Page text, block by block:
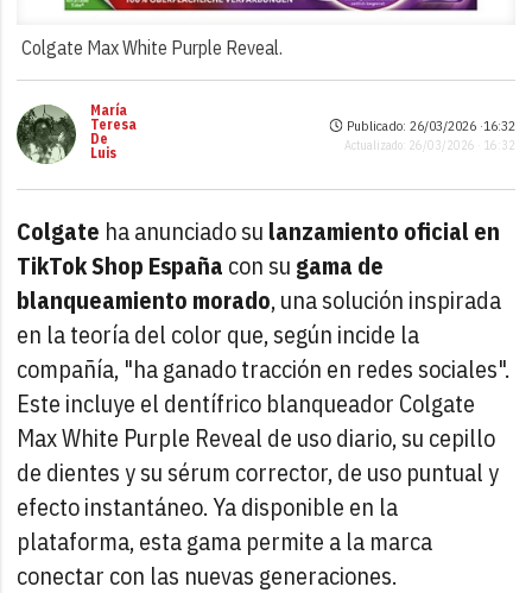
Colgate Max White Purple Reveal.
María
Teresa
De
Luis
Publicado: 26/03/2026 ·16:32
Actualizado: 26/03/2026 · 16:32
Colgate ha anunciado su lanzamiento oficial en
TikTok Shop España con su gama de
blanqueamiento morado, una solución inspirada
en la teoría del color que, según incide la
compañía, "ha ganado tracción en redes sociales".
Este incluye el dentífrico blanqueador Colgate
Max White Purple Reveal de uso diario, su cepillo
de dientes y su sérum corrector, de uso puntual y
efecto instantáneo. Ya disponible en la
plataforma, esta gama permite a la marca
conectar con las nuevas generaciones.